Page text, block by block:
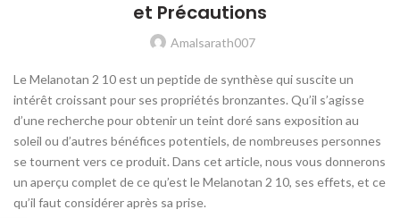
et Précautions
Amalsarath007
Le Melanotan 2 10 est un peptide de synthèse qui suscite un
intérêt croissant pour ses propriétés bronzantes. Qu’il s’agisse
d’une recherche pour obtenir un teint doré sans exposition au
soleil ou d’autres bénéfices potentiels, de nombreuses personnes
se tournent vers ce produit. Dans cet article, nous vous donnerons
un aperçu complet de ce qu’est le Melanotan 2 10, ses effets, et ce
qu’il faut considérer après sa prise.